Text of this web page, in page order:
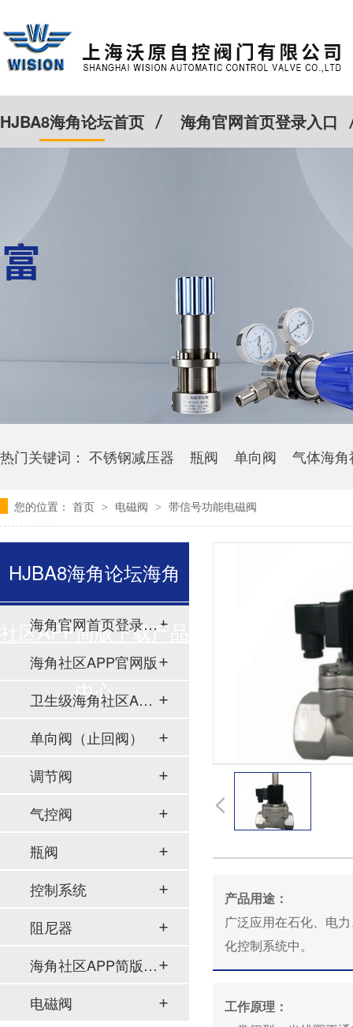
HJBA8海角论坛首页 海角官网首页登录入口
热门关键词： 不锈钢减压器 瓶阀 单向阀 气体海
您的位置： 首页 > 电磁阀 > 带信号功能电磁阀
产品用途：
广泛应用在石化、电力
化控制系统中。
工作原理：
HJBA8海角论坛海角
社区APP简版下载产品
中心
海角官网首页登录入口
海角社区APP官网版
卫生级海角社区APP简版下载
单向阀（止回阀）
调节阀
气控阀
瓶阀
控制系统
阻尼器
海角社区APP简版下载及管件
电磁阀